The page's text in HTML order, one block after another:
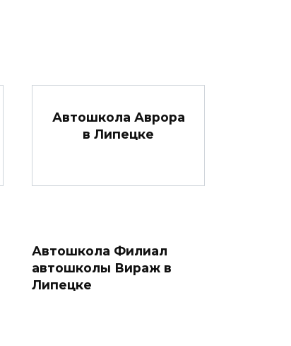
Автошкола Аврора
в Липецке
Автошкола Филиал
автошколы Вираж в
Липецке